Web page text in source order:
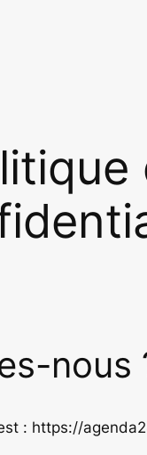
nous
: https://